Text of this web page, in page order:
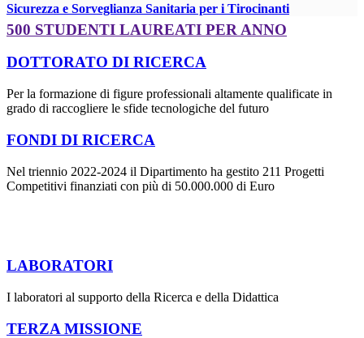
Sicurezza e Sorveglianza Sanitaria per i Tirocinanti
500 STUDENTI LAUREATI PER ANNO
DOTTORATO DI RICERCA
Per la formazione di figure professionali altamente qualificate in
grado di raccogliere le sfide tecnologiche del futuro
FONDI DI RICERCA
Nel triennio 2022-2024 il Dipartimento ha gestito 211 Progetti
Competitivi finanziati con più di 50.000.000 di Euro
LABORATORI
I laboratori al supporto della Ricerca e della Didattica
TERZA MISSIONE